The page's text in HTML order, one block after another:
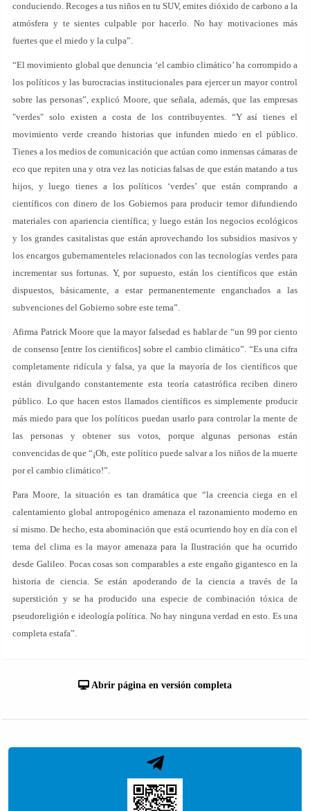
conduciendo. Recoges a tus niños en tu SUV, emites dióxido de carbono a la
atmósfera y te sientes culpable por hacerlo. No hay motivaciones más
fuertes que el miedo y la culpa”.
“El movimiento global que denuncia ‘el cambio climático’ ha corrompido a
los políticos y las burocracias institucionales para ejercer un mayor control
sobre las personas”, explicó Moore, que señala, además, que las empresas
"verdes" solo existen a costa de los contribuyentes. “Y así tienes el
movimiento verde creando historias que infunden miedo en el público.
Tienes a los medios de comunicación que actúan como inmensas cámaras de
eco que repiten una y otra vez las noticias falsas de que están matando a tus
hijos, y luego tienes a los políticos ‘verdes’ que están comprando a
científicos con dinero de los Gobiernos para producir temor difundiendo
materiales con apariencia científica; y luego están los negocios ecológicos
y los grandes casitalistas que están aprovechando los subsidios masivos y
los encargos gubernamenteles relacionados con las tecnologías verdes para
incrementar sus fortunas. Y, por supuesto, están los científicos que están
dispuestos, básicamente, a estar permanentemente enganchados a las
subvenciones del Gobierno sobre este tema”.
Afirma Patrick Moore que la mayor falsedad es hablar de “un 99 por ciento
de consenso [entre los científicos] sobre el cambio climático”. “Es una cifra
completamente ridícula y falsa, ya que la mayoría de los científicos que
están divulgando constantemente esta teoría catastrófica reciben dinero
público. Lo que hacen estos llamados científicos es simplemente producir
más miedo para que los políticos puedan usarlo para controlar la mente de
las personas y obtener sus votos, porque algunas personas están
convencidas de que “¡Oh, este político puede salvar a los niños de la muerte
por el cambio climático!”.
Para Moore, la situación es tan dramática que “la creencia ciega en el
calentamiento global antropogénico amenaza el razonamiento moderno en
sí mismo. De hecho, esta abominación que está ocurriendo hoy en día con el
tema del clima es la mayor amenaza para la Ilustración que ha ocurrido
desde Galileo. Pocas cosas son comparables a este engaño gigantesco en la
historia de ciencia. Se están apoderando de la ciencia a través de la
superstición y se ha producido una especie de combinación tóxica de
pseudoreligión e ideología política. No hay ninguna verdad en esto. Es una
completa estafa”.
Abrir página en versión completa